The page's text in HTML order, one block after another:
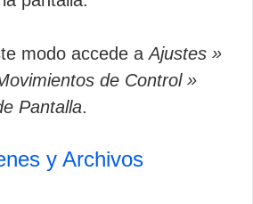
modo accede aAjustes »
de Control »
Pantalla.
y Archivos